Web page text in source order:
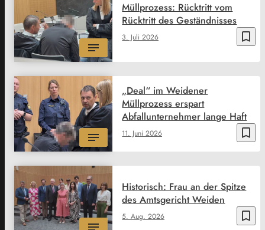
bookmark_border
3. Juli 2026
Müllprozess: Rücktritt vom
Rücktritt des Geständnisses
bookmark_border
11. Juni 2026
„Deal“ im Weidener
Müllprozess erspart
Abfallunternehmer lange Haft
bookmark_border
5. Aug. 2026
Historisch: Frau an der Spitze
des Amtsgericht Weiden